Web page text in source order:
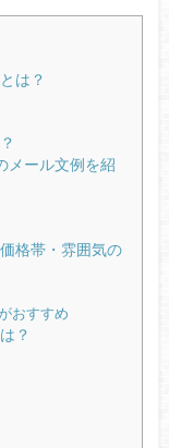
は？
メール文例を紹
格帯・雰囲気の
おすすめ
？